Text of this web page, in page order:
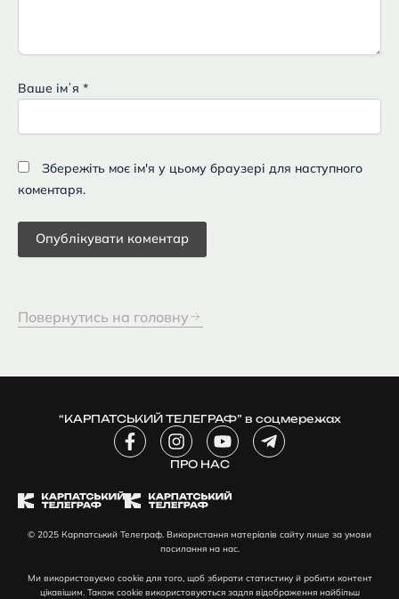
Ваше імʼя *
Збережіть моє ім'я у цьому браузері для наступного
коментаря.
Повернутись на головну
“КАРПАТСЬКИЙ ТЕЛЕГРАФ” в соцмережах
F
a
b
o
-
f
I
n
s
a
r
a
m
Y
o
u
t
u
e
T
e
a
-
p
ПРО НАС
© 2025 Карпатський Телеграф. Використання матеріалів сайту лише за умови
посилання на нас.
Ми використовуємо cookie для того, щоб збирати статистику й робити контент
цікавішим. Також cookie використовуються задля відображення найбільш